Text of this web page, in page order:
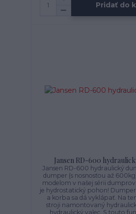
Pridať do
Jansen RD-600
Jansen RD-600 hydraulický
dumper (s nosnosťou až
modelom v našej sérii
je hydrostatický pohon!
a korba sa dá vyklápať. Na
stroji namontovaný
hydraulický valec. S touto